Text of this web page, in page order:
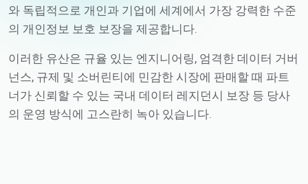
와 독립적으로 개인과 기업에 세계에서 가장 강력한 수준
의 개인정보 보호 보장을 제공합니다.
이러한 유산은 규율 있는 엔지니어링, 엄격한 데이터 거버
넌스, 규제 및 소버린티에 민감한 시장에 판매할 때 파트
너가 신뢰할 수 있는 국내 데이터 레지던시 보장 등 당사
의 운영 방식에 고스란히 녹아 있습니다.